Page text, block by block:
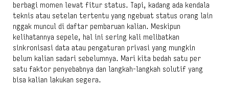
berbagi momen lewat fitur status. Tapi, kadang ada kendala
teknis atau setelan tertentu yang ngebuat status orang lain
nggak muncul di daftar pembaruan kalian. Meskipun
kelihatannya sepele, hal ini sering kali melibatkan
sinkronisasi data atau pengaturan privasi yang mungkin
belum kalian sadari sebelumnya. Mari kita bedah satu per
satu faktor penyebabnya dan langkah-langkah solutif yang
bisa kalian lakukan segera.